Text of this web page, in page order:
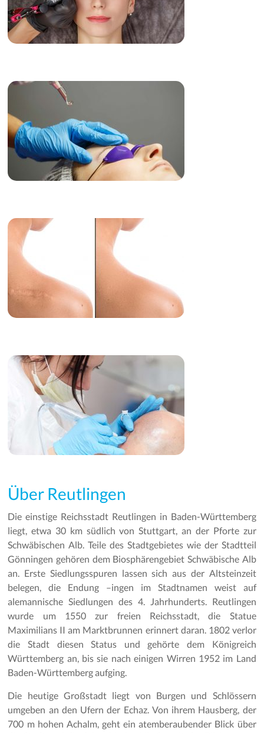
Über Reutlingen
Die einstige Reichsstadt Reutlingen in Baden-Württemberg
liegt, etwa 30 km südlich von Stuttgart, an der Pforte zur
Schwäbischen Alb. Teile des Stadtgebietes wie der Stadtteil
Gönningen gehören dem Biosphärengebiet Schwäbische Alb
an. Erste Siedlungsspuren lassen sich aus der Altsteinzeit
belegen, die Endung –ingen im Stadtnamen weist auf
alemannische Siedlungen des 4. Jahrhunderts. Reutlingen
wurde um 1550 zur freien Reichsstadt, die Statue
Maximilians II am Marktbrunnen erinnert daran. 1802 verlor
die Stadt diesen Status und gehörte dem Königreich
Württemberg an, bis sie nach einigen Wirren 1952 im Land
Baden-Württemberg aufging.
Die heutige Großstadt liegt von Burgen und Schlössern
umgeben an den Ufern der Echaz. Von ihrem Hausberg, der
700 m hohen Achalm, geht ein atemberaubender Blick über